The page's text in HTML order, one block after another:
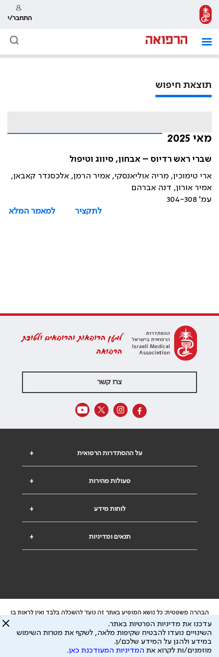
התחבר/י
תוצאת חיפוש
מאי 2025
שברי ראש רדיוס – אבחון, סיווג וטיפול
ארי טימוכין, מריה אוליאנסקי, אמיר הרמן, אלכסנדר קאבאן,
אמיר אורון, דנה אברהם
עמ' 304-308
לתקציר
למאמר המלא
למען הרופאות והרופאים ולטובת
הרפואה
צרו קשר
+ על ההסתדרות הרפואית
+ פעולות מהירות
+ לוחות מידע
+ תנאים ומדיניות
הבהרה משפטית: כל נושא המופיע באתר זה נועד להשכלה בלבד ואין לראות בו
ייעוץ רפואי או משפטי. אין הר"י אחראית לתוכן המתפרסם באתר זה ולכל נזק
שעלול להיגרם.
ידוע לי שהר"י אוספת ושומרת מידע אישי לצורך מתן השרות וכי חלק ממנו עשוי
להיות מועבר לצדדים שלישיים, הכל בכפוף למדיניות הפרטיות
עדכנו את מדיניות הפרטיות באתר.
השינויים נועדו להבטיח שקיפות מלאה, לשקף את מטרות השימוש
במידע ולהגן על המידע שלכם/ן.
מוזמנים/ות לקרוא את המדיניות המעודכנת כאן.